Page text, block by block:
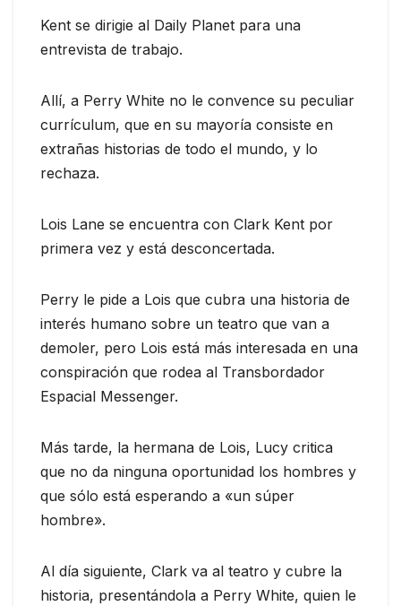
Kent se dirigie al Daily Planet para una
entrevista de trabajo.
Allí, a Perry White no le convence su peculiar
currículum, que en su mayoría consiste en
extrañas historias de todo el mundo, y lo
rechaza.
Lois Lane se encuentra con Clark Kent por
primera vez y está desconcertada.
Perry le pide a Lois que cubra una historia de
interés humano sobre un teatro que van a
demoler, pero Lois está más interesada en una
conspiración que rodea al Transbordador
Espacial Messenger.
Más tarde, la hermana de Lois, Lucy critica
que no da ninguna oportunidad los hombres y
que sólo está esperando a «un súper
hombre».
Al día siguiente, Clark va al teatro y cubre la
historia, presentándola a Perry White, quien le